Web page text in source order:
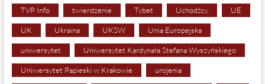
TVP Info twierdzenie Tybet Uchodźcy UE
UK Ukraina UKSW Unia Europejska
uniwersytet Uniwersytet Kardynała Stefana Wyszyńskiego
Uniwersytet Papieski w Krakowie urojenia